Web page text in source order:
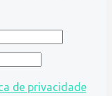
de privacidade